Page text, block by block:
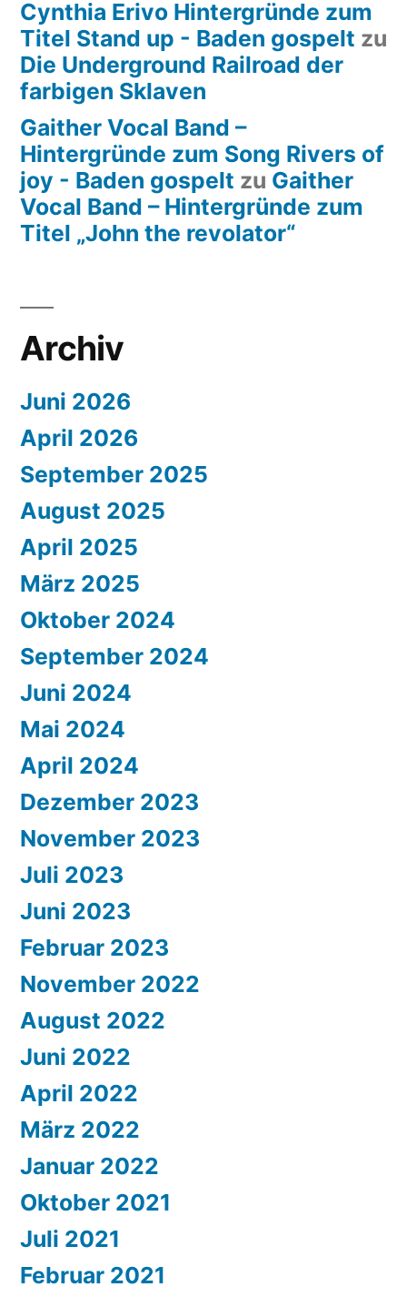
Cynthia Erivo Hintergründe zum
Titel Stand up - Baden gospelt zu
Die Underground Railroad der
farbigen Sklaven
Gaither Vocal Band –
Hintergründe zum Song Rivers of
joy - Baden gospelt zu Gaither
Vocal Band – Hintergründe zum
Titel „John the revolator“
Archiv
Juni 2026
April 2026
September 2025
August 2025
April 2025
März 2025
Oktober 2024
September 2024
Juni 2024
Mai 2024
April 2024
Dezember 2023
November 2023
Juli 2023
Juni 2023
Februar 2023
November 2022
August 2022
Juni 2022
April 2022
März 2022
Januar 2022
Oktober 2021
Juli 2021
Februar 2021